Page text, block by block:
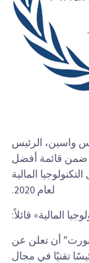
واسين، الرئيس
ضمن قائمة أفضل
المالية
لعام 2020.
المالية» قائلاً:
أن تعلن عن
السنوية الثانية لأفضل 25 رئيسًا تقنيًا في مجال